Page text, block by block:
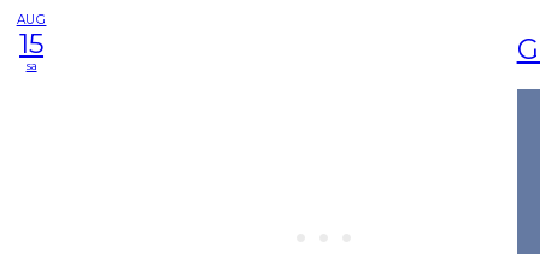
AUG
15
sa